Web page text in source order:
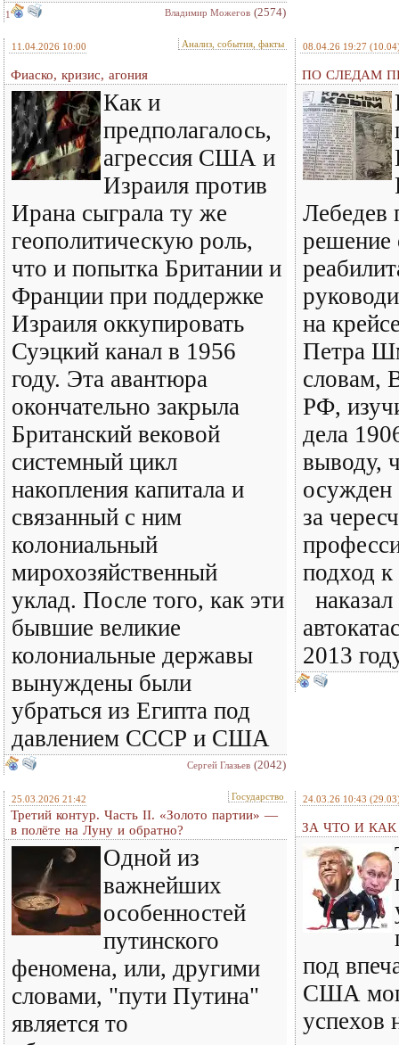
1 Владимир Можегов (2574)
11.04.2026 10:00 Анализ, события, факты
Фиаско, кризис, агония
Как и
предполагалось,
агрессия США и
Израиля против
Ирана сыграла ту же
геополитическую роль,
что и попытка Британии и
Франции при поддержке
Израиля оккупировать
Суэцкий канал в 1956
году. Эта авантюра
окончательно закрыла
Британский вековой
системный цикл
накопления капитала и
связанный с ним
колониальный
мирохозяйственный
уклад. После того, как эти
бывшие великие
колониальные державы
вынуждены были
убраться из Египта под
давлением СССР и США
Сергей Глазьев (2042)
08.04.26 19:27
ПО СЛЕДАМ
Лебедев
решение
на
Петра
словам,
РФ,
дела
выводу,
осужден
за
подход к
2013
25.03.2026 21:42 Государство
Третий контур. Часть II. «Золото партии» —
в полёте на Луну и обратно?
Одной из
важнейших
особенностей
путинского
феномена, или, другими
словами, "пути Путина"
является то
24.03.26 10:43
ЗА ЧТО И
под
США
успехов